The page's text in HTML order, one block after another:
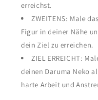
erreichst.
ZWEITENS: Male
Figur in deiner Nähe
dein Ziel zu erreichen.
ZIEL ERREICHT:
deinen Daruma Neko
harte Arbeit und